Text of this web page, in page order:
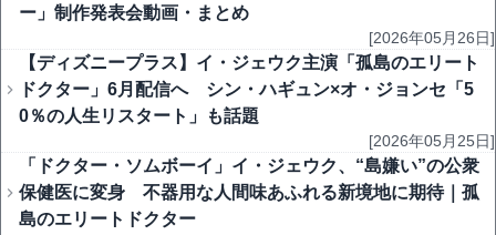
ー」制作発表会動画・まとめ
[2026年05月26日]
【ディズニープラス】イ・ジェウク主演「孤島のエリート
ドクター」6月配信へ シン・ハギュン×オ・ジョンセ「5
0％の人生リスタート」も話題
[2026年05月25日]
「ドクター・ソムボーイ」イ・ジェウク、“島嫌い”の公衆
保健医に変身 不器用な人間味あふれる新境地に期待｜孤
島のエリートドクター